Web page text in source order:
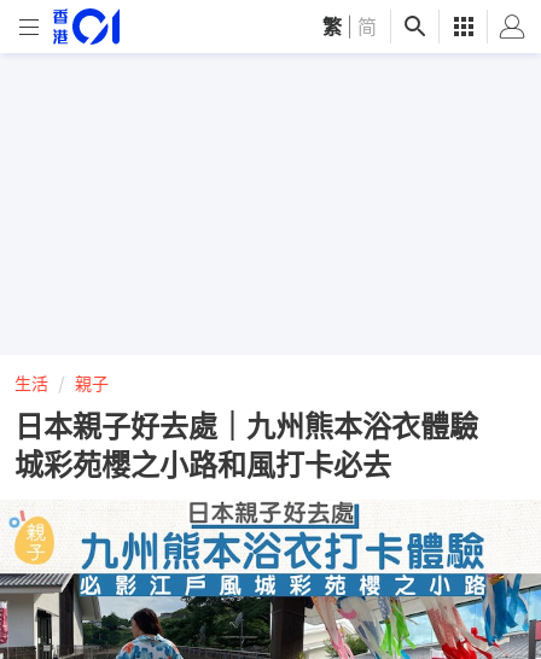
繁 简
生活 親子
日本親子好去處｜九州熊本浴衣體驗
城彩苑櫻之小路和風打卡必去